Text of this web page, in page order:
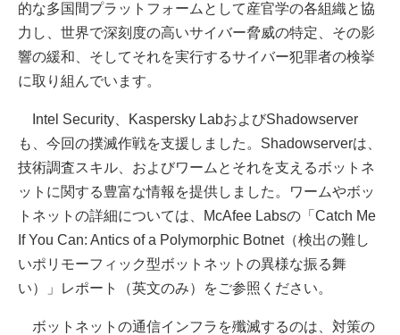
的な多国間プラットフォームとして産官学の各組織と協
力し、世界で深刻度の高いサイバー脅威の特定、その影
響の緩和、そしてそれを実行するサイバー犯罪者の検挙
に取り組んでいます。
Intel Security、Kaspersky LabおよびShadowserver
も、今回の撲滅作戦を支援しました。Shadowserverは、
技術調査スキル、およびワームとそれを支えるボットネ
ットに関する豊富な情報を提供しました。ワームやボッ
トネットの詳細については、McAfee Labsの「Catch Me
If You Can: Antics of a Polymorphic Botnet（検出の難し
いポリモーフィック型ボットネットの異様な振る舞
い）」レポート（英文のみ）をご参照ください。
ボットネットの通信インフラを殲滅するのは、対策の